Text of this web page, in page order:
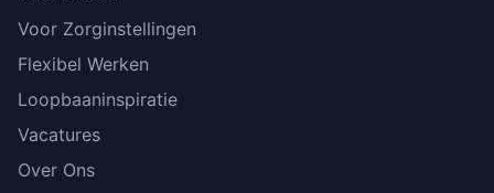
Voor Zorginstellingen
Flexibel Werken
Loopbaaninspiratie
Vacatures
Over Ons